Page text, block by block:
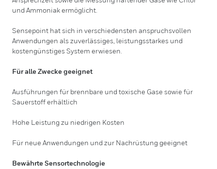
und Ammoniak ermöglicht.
Sensepoint hat sich in verschiedensten anspruchsvollen
Anwendungen als zuverlässiges, leistungsstarkes und
kostengünstiges System erwiesen.
Für alle Zwecke geeignet
Ausführungen für brennbare und toxische Gase sowie für
Sauerstoff erhältlich
Hohe Leistung zu niedrigen Kosten
Für neue Anwendungen und zur Nachrüstung geeignet
Bewährte Sensortechnologie